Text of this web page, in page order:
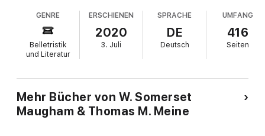
mehr als einhundert Jahre zurückliegt.
Extreme Glückseligkeit, kaum getrennt durch ein zitterndes
Diesen Spruch vom französischen Literaturkritiker Charles-
Augustin Sainte-Beuve nimmt W. Somerset Maugham nicht nur
als Leitgedanken für sein Buch, er verwendet ihn auch im
Buchtitel.
GENRE
Belletristik
und Literatur
ERSCHIENEN
2020
3. Juli
SPRACHE
DE
Deutsch
UMFANG
416
Seiten
Mehr Bücher von W. Somerset
Maugham & Thomas M. Meine